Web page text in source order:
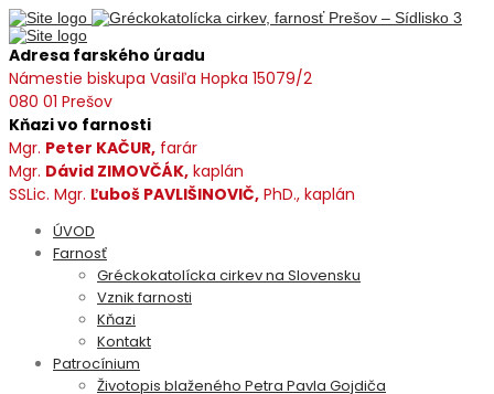
Adresa farského úradu
Námestie biskupa Vasiľa Hopka 15079/2
080 01 Prešov
Kňazi vo farnosti
Mgr. Peter KAČUR, farár
Mgr. Dávid ZIMOVČÁK, kaplán
SSLic. Mgr. Ľuboš PAVLIŠINOVIČ, PhD., kaplán
ÚVOD
Farnosť
Gréckokatolícka cirkev na Slovensku
Vznik farnosti
Kňazi
Kontakt
Patrocínium
Životopis blaženého Petra Pavla Gojdiča